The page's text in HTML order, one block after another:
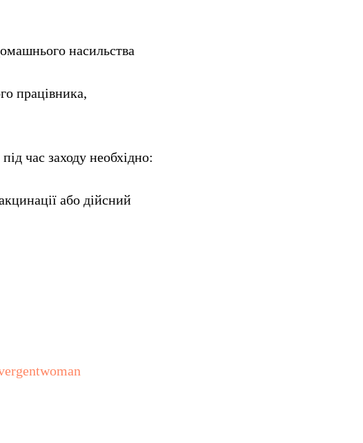
насильства
працівника,
час заходу необхідно:
або дійсний